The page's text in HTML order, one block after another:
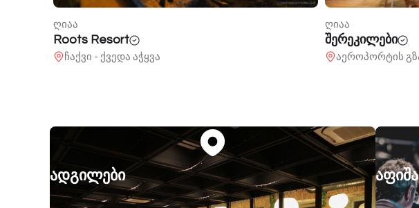
ღიაა
შერეკილები
აეროპორტის გზატკეცილი 25
ღიაა
2 ტონა
შარტავას 13
ადგილები აფიშა